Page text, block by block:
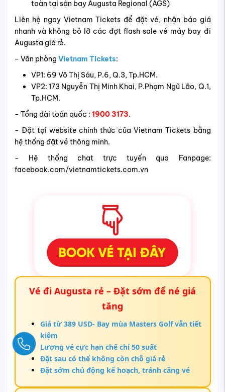
toàn tại sân bay Augusta Regional (AGS)
Liên hệ ngay Vietnam Tickets để đặt vé, nhận báo giá
nhanh và không bỏ lỡ các đợt flash sale vé máy bay đi
Augusta giá rẻ.
- Văn phòng Vietnam Tickets:
VP1: 69 Võ Thị Sáu, P.6, Q.3, Tp.HCM.
VP2: 173 Nguyễn Thị Minh Khai, P.Phạm Ngũ Lão, Q.1,
Tp.HCM.
- Tổng đài toàn quốc : 1900 3173.
- Đặt tại website chính thức của Vietnam Tickets bằng
hệ thống đặt vé thông minh.
- Hệ thống chat trực tuyến qua Fanpage:
facebook.com/vietnamtickets.com.vn
Vé đi Augusta rẻ – Đặt sớm để né giá
tăng
Giá từ 389 USD- Bay mùa Masters Golf vẫn tiết
kiệm
Lượng vé cực hạn chế chỉ 50 suất
Đặt sau có thể không còn chỗ giá rẻ
Đặt sớm chủ động kế hoạch, tránh căng vé